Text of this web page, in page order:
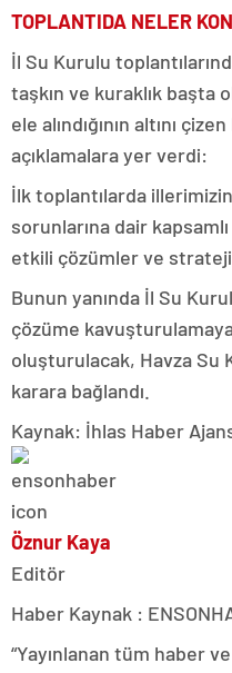
TOPLANTIDA NELER
İl Su Kurulu
taşkın ve kuraklık başta
ele alındığının altını
açıklamalara yer verdi:
İlk toplantılarda
sorunlarına dair
etkili çözümler ve
Bunun yanında İl Su
çözüme
oluşturulacak, Havza Su
karara bağlandı.
Kaynak: İhlas Haber
Öznur Kaya
Editör
Haber Kaynak :
“Yayınlanan tüm haber